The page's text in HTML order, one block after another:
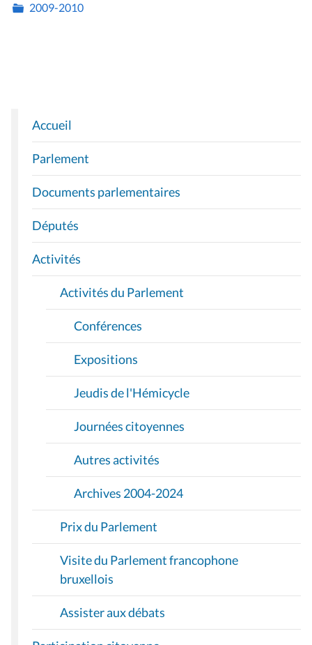
2009-2010
N
A
V
I
G
A
T
I
O
Accueil
Parlement
Documents parlementaires
Députés
Activités
Activités du Parlement
Conférences
Expositions
Jeudis de l'Hémicycle
Journées citoyennes
Autres activités
Archives 2004-2024
Prix du Parlement
Visite du Parlement francophone
bruxellois
Assister aux débats